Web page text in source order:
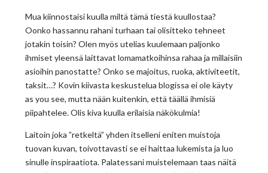
Mua kiinnostaisi kuulla miltä tämä tiestä kuullostaa?
Oonko hassannu rahani turhaan tai olisitteko tehneet
jotakin toisin? Olen myös utelias kuulemaan paljonko
ihmiset yleensä laittavat lomamatkoihinsa rahaa ja millaisiin
asioihin panostatte? Onko se majoitus, ruoka, aktiviteetit,
taksit…? Kovin kiivasta keskustelua blogissa ei ole käyty
as you see, mutta nään kuitenkin, että täällä ihmisiä
piipahtelee. Olis kiva kuulla erilaisia näkökulmia!
Laitoin joka ”retkeltä” yhden itselleni eniten muistoja
tuovan kuvan, toivottavasti se ei haittaa lukemista ja luo
sinulle inspiraatiota. Palatessani muistelemaan taas näitä